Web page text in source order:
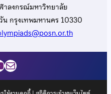
าลงกรณ์มหาวิทยาลัย
กรุงเทพมหานคร 10330
Mail